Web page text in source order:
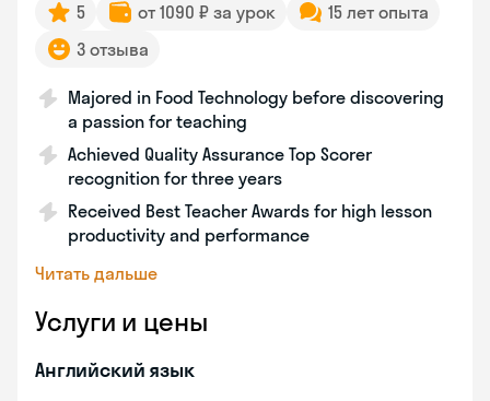
5 от 1090 ₽ за урок
15 лет опыта
3 отзыва
Majored in Food Technology before discovering
a passion for teaching
Achieved Quality Assurance Top Scorer
recognition for three years
Received Best Teacher Awards for high lesson
productivity and performance
Читать дальше
Услуги и цены
Английский язык